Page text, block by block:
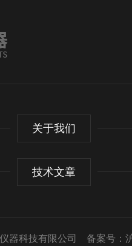
关于我们
技术文章
器科技有限公司 备案号：